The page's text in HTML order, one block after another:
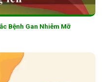
Bệnh Gan Nhiễm Mỡ